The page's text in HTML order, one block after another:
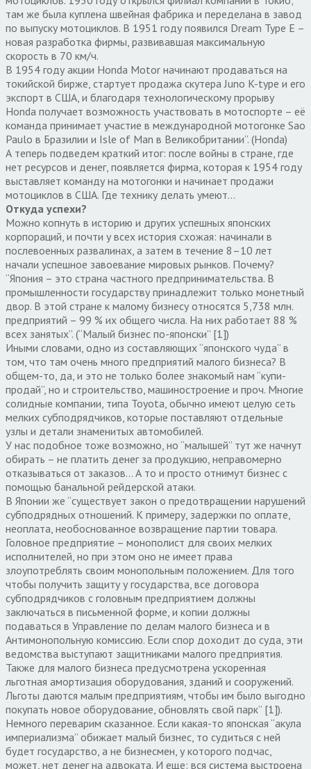
там же была куплена швейная фабрика и переделана в завод
по выпуску мотоциклов. В 1951 году появился Dream Type E –
новая разработка фирмы, развивавшая максимальную
скорость в 70 км/ч.
В 1954 году акции Honda Motor начинают продаваться на
токийской бирже, стартует продажа скутера Juno K-type и его
экспорт в США, и благодаря технологическому прорыву
Honda получает возможность участвовать в мотоспорте – её
команда принимает участие в международной мотогонке Sao
Paulo в Бразилии и Isle of Man в Великобритании”. (Honda)
А теперь подведем краткий итог: после войны в стране, где
нет ресурсов и денег, появляется фирма, которая к 1954 году
выставляет команду на мотогонки и начинает продажи
мотоциклов в США. Где технику делать умеют…
Откуда успехи?
Можно копнуть в историю и других успешных японских
корпораций, и почти у всех история схожая: начинали в
послевоенных развалинах, а затем в течение 8–10 лет
начали успешное завоевание мировых рынков. Почему?
“Япония – это страна частного предпринимательства. В
промышленности государству принадлежит только монетный
двор. В этой стране к малому бизнесу относятся 5,738 млн.
предприятий – 99 % их общего числа. На них работает 88 %
всех занятых”. (“Малый бизнес по-японски” [1])
Иными словами, одно из составляющих “японского чуда” в
том, что там очень много предприятий малого бизнеса? В
общем-то, да, и это не только более знакомый нам “купи-
продай”, но и строительство, машиностроение и проч. Многие
солидные компании, типа Toyota, обычно имеют целую сеть
мелких субподрядчиков, которые поставляют отдельные
узлы и детали знаменитых автомобилей.
У нас подобное тоже возможно, но “малышей” тут же начнут
обирать – не платить денег за продукцию, неправомерно
отказываться от заказов… А то и просто отнимут бизнес с
помощью банальной рейдерской атаки.
В Японии же “существует закон о предотвращении нарушений
субподрядных отношений. К примеру, задержки по оплате,
неоплата, необоснованное возвращение партии товара.
Головное предприятие – монополист для своих мелких
исполнителей, но при этом оно не имеет права
злоупотреблять своим монопольным положением. Для того
чтобы получить защиту у государства, все договора
субподрядчиков с головным предприятием должны
заключаться в письменной форме, и копии должны
подаваться в Управление по делам малого бизнеса и в
Антимонопольную комиссию. Если спор доходит до суда, эти
ведомства выступают защитниками малого предприятия.
Также для малого бизнеса предусмотрена ускоренная
льготная амортизация оборудования, зданий и сооружений.
Льготы даются малым предприятиям, чтобы им было выгодно
покупать новое оборудование, обновлять свой парк” [1]).
Немного переварим сказанное. Если какая-то японская “акула
империализма” обижает малый бизнес, то судиться с ней
будет государство, а не бизнесмен, у которого подчас,
может, нет денег на адвоката. И еще: вся система выстроена